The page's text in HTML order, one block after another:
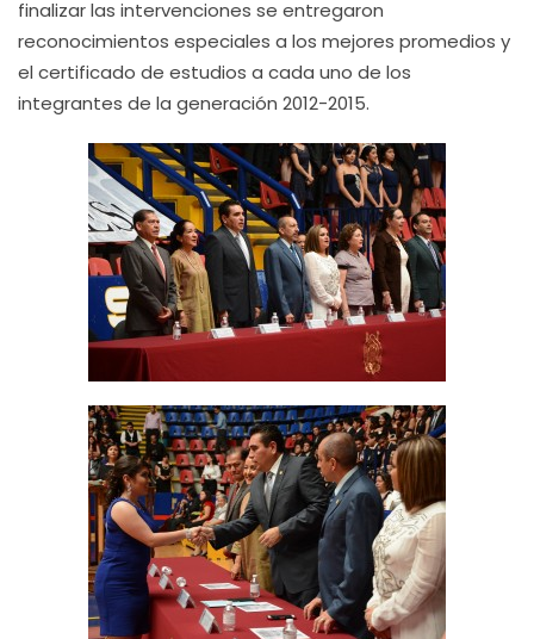
finalizar las intervenciones se entregaron
reconocimientos especiales a los mejores promedios y
el certificado de estudios a cada uno de los
integrantes de la generación 2012-2015.